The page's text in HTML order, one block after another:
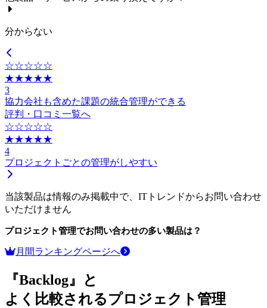
分からない
☆☆☆☆☆
★★★★★
3
協力会社も含めた課題の統合管理ができる
評判・口コミ一覧へ
☆☆☆☆☆
★★★★★
4
プロジェクトごとの管理がしやすい
当該製品は情報のみ掲載中で、ITトレンドからお問い合わせ
いただけません
プロジェクト管理でお問い合わせの多い製品は？
月間ランキングページへ
『Backlog』と
よく比較されるプロジェクト管理